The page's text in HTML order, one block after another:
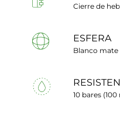
Cierre de
ESFERA
Blanco mate
10 bares